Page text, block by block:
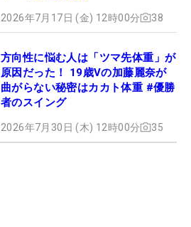
2026年7月17日 (金) 12時00分 38
方向性に悩む人は「ツマ先体重」が
原因だった！ 19歳Vの加藤麗奈が
曲がらない秘密はカカト体重 #優勝
者のスイング
2026年7月30日 (木) 12時00分 35